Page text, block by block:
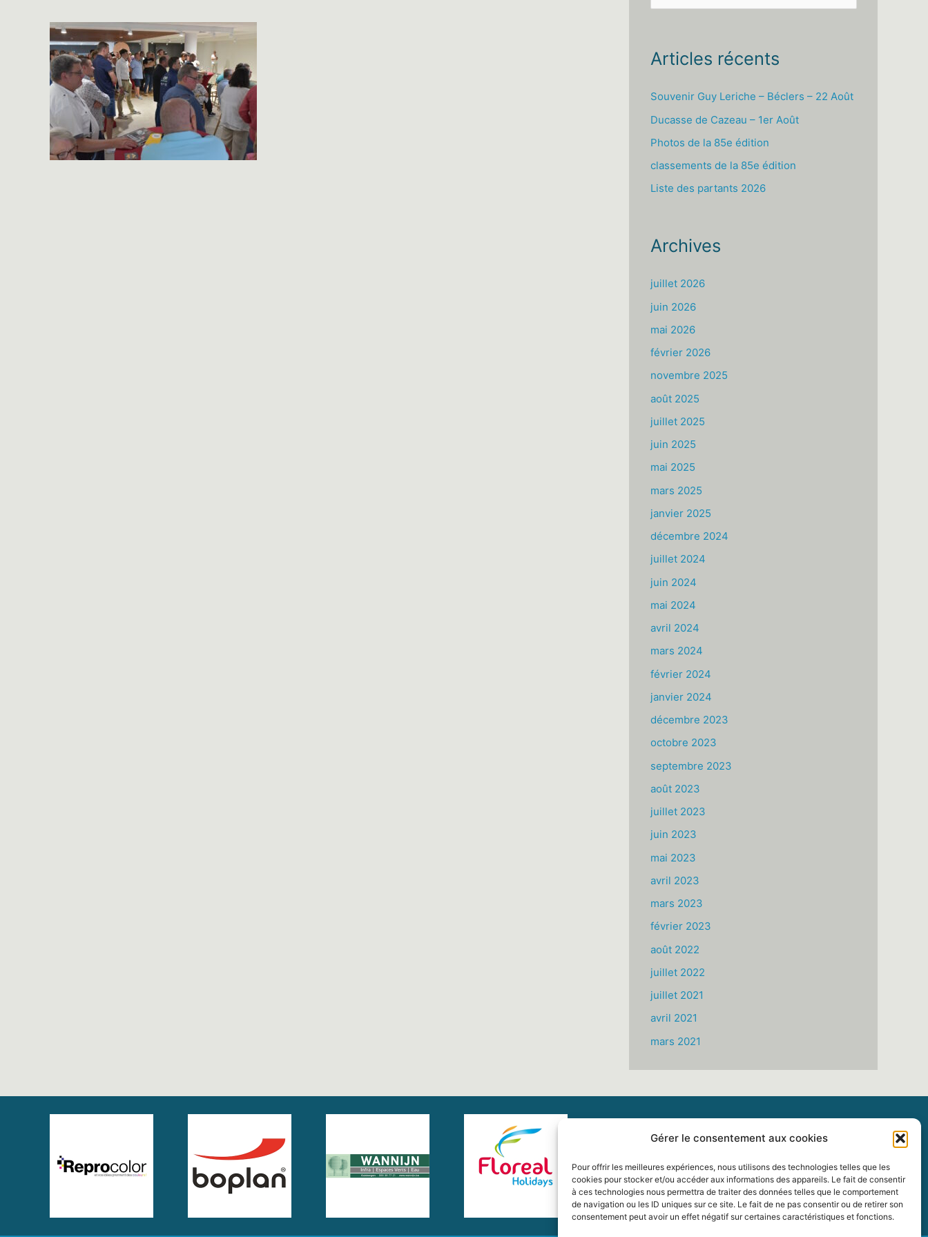
Gérer le consentement aux cookies
Pour offrir les meilleures expériences, nous utilisons des technologies telles que les
cookies pour stocker et/ou accéder aux informations des appareils. Le fait de consentir
à ces technologies nous permettra de traiter des données telles que le comportement
de navigation ou les ID uniques sur ce site. Le fait de ne pas consentir ou de retirer son
consentement peut avoir un effet négatif sur certaines caractéristiques et fonctions.
e
h
e
r
Articles récents
Souvenir Guy Leriche – Béclers – 22 Août
Ducasse de Cazeau – 1er Août
Photos de la 85e édition
classements de la 85e édition
Liste des partants 2026
Archives
juillet 2026
juin 2026
mai 2026
février 2026
novembre 2025
août 2025
juillet 2025
juin 2025
mai 2025
mars 2025
janvier 2025
décembre 2024
juillet 2024
juin 2024
mai 2024
avril 2024
mars 2024
février 2024
janvier 2024
décembre 2023
octobre 2023
septembre 2023
août 2023
juillet 2023
juin 2023
mai 2023
avril 2023
mars 2023
février 2023
août 2022
juillet 2022
juillet 2021
avril 2021
mars 2021